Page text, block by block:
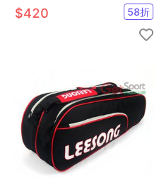
$420 58折